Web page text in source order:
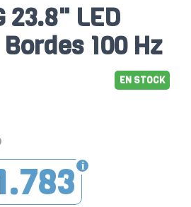
23.8" LED
100 Hz
EN STOCK